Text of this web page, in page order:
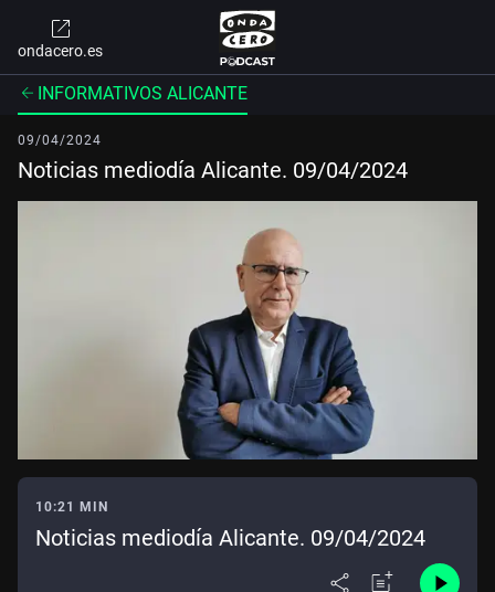
ondacero.es
INFORMATIVOS ALICANTE
09/04/2024
Noticias mediodía Alicante. 09/04/2024
10:21 MIN
Noticias mediodía Alicante. 09/04/2024